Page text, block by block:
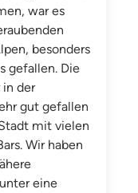
war es
besonders
gefallen. Die
der
gut gefallen
mit vielen
Wir haben
eine